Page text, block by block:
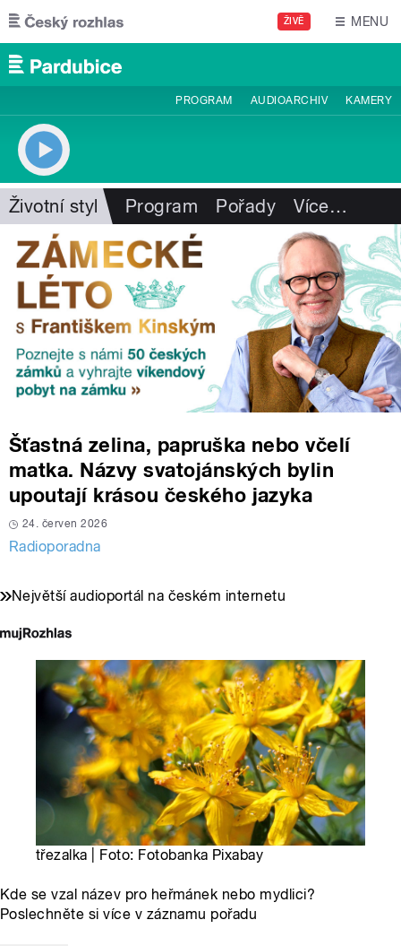
Přejít k hlavnímu obsahu
ŽIVĚ MENU
PROGRAM AUDIOARCHIV KAMERY
Životní styl Program Pořady Více…
Šťastná zelina, papruška nebo včelí
matka. Názvy svatojánských bylin
upoutají krásou českého jazyka
24. červen 2026
Radioporadna
Největší audioportál na českém internetu
třezalka | Foto: Fotobanka Pixabay
Kde se vzal název pro heřmánek nebo mydlici?
Poslechněte si více v záznamu pořadu